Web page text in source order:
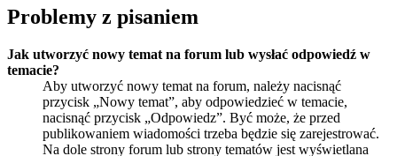
Problemy z pisaniem
Jak utworzyć nowy temat na forum lub wysłać odpowiedź w
temacie?
Aby utworzyć nowy temat na forum, należy nacisnąć
przycisk „Nowy temat”, aby odpowiedzieć w temacie,
nacisnąć przycisk „Odpowiedz”. Być może, że przed
publikowaniem wiadomości trzeba będzie się zarejestrować.
Na dole strony forum lub strony tematów jest wyświetlana